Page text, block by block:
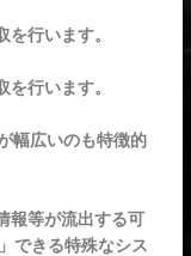
を行います。
を行います。
幅広いのも特徴的
報等が流出する可
できる特殊なシス